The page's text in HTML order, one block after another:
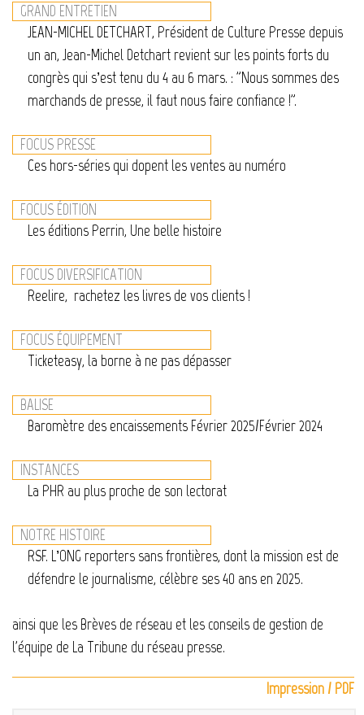
GRAND ENTRETIEN
JEAN-MICHEL DETCHART, Président de Culture Presse depuis
un an, Jean-Michel Detchart revient sur les points forts du
congrès qui s’est tenu du 4 au 6 mars. : "Nous sommes des
marchands de presse, il faut nous faire confiance !".
FOCUS PRESSE
Ces hors-séries qui dopent les ventes au numéro
FOCUS ÉDITION
Les éditions Perrin, Une belle histoire
FOCUS DIVERSIFICATION
Reelire, rachetez les livres de vos clients !
FOCUS ÉQUIPEMENT
Ticketeasy, la borne à ne pas dépasser
BALISE
Baromètre des encaissements Février 2025/Février 2024
INSTANCES
La PHR au plus proche de son lectorat
NOTRE HISTOIRE
RSF. L’ONG reporters sans frontières, dont la mission est de
défendre le journalisme, célèbre ses 40 ans en 2025.
ainsi que les Brèves de réseau et les conseils de gestion de
l'équipe de La Tribune du réseau presse.
Impression / PDF